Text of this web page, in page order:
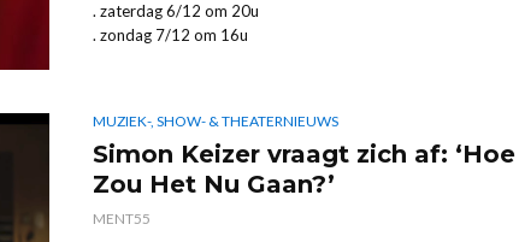
. zaterdag 6/12 om 20u
. zondag 7/12 om 16u
MUZIEK-, SHOW- & THEATERNIEUWS
Simon Keizer vraagt zich af: ‘Hoe
Zou Het Nu Gaan?’
MENT55